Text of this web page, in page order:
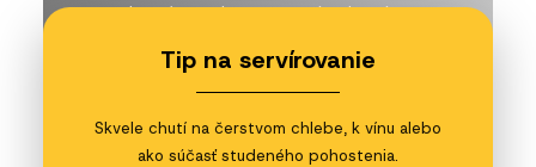
vybrané suroviny a receptúra, ktorá
darček.Tip na servírovanie
Skvele chutí na čerstvom chlebe, k vínu alebo
ako súčasť studeného pohostenia.